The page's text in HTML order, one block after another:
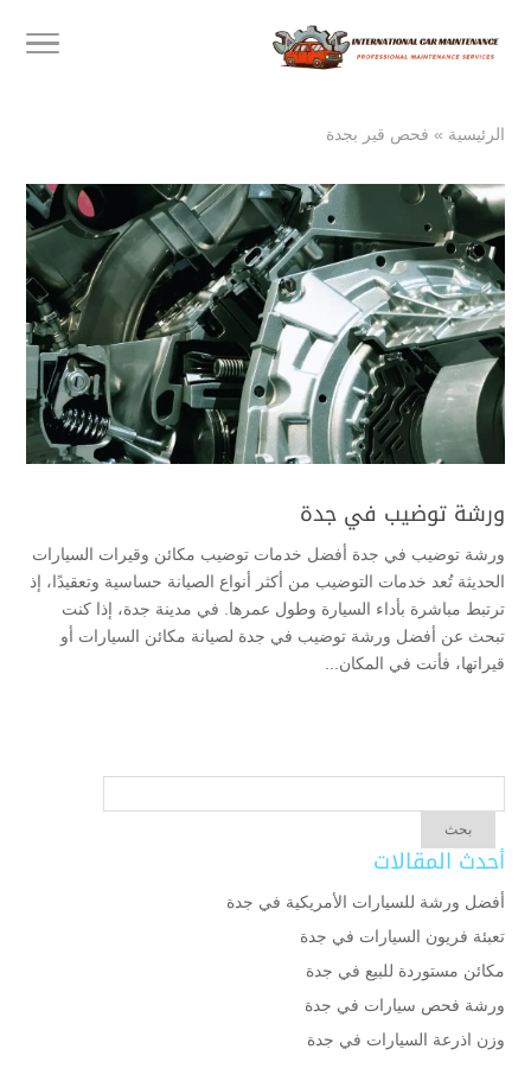
الرئيسية » فحص قير بجدة
ورشة توضيب في جدة
ورشة توضيب في جدة أفضل خدمات توضيب مكائن وقيرات السيارات
الحديثة تُعد خدمات التوضيب من أكثر أنواع الصيانة حساسية وتعقيدًا، إذ
ترتبط مباشرة بأداء السيارة وطول عمرها. في مدينة جدة، إذا كنت
تبحث عن أفضل ورشة توضيب في جدة لصيانة مكائن السيارات أو
قيراتها، فأنت في المكان...
أحدث المقالات
أفضل ورشة للسيارات الأمريكية في جدة
تعبئة فريون السيارات في جدة
مكائن مستوردة للبيع في جدة
ورشة فحص سيارات في جدة
وزن اذرعة السيارات في جدة